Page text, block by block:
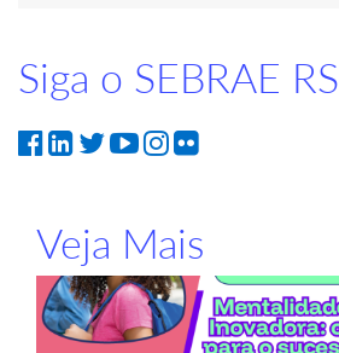
Siga o SEBRAE RS
Veja Mais